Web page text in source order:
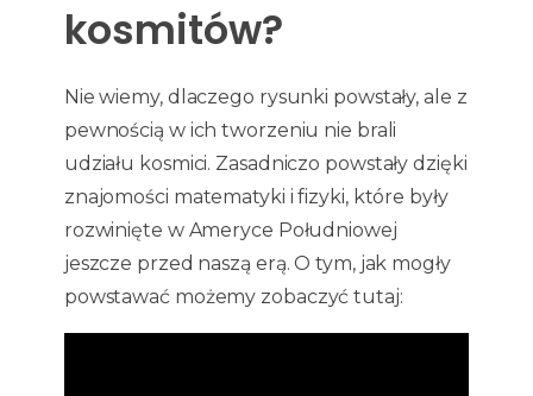
kosmitów?
Nie wiemy, dlaczego rysunki powstały, ale z
pewnością w ich tworzeniu nie brali
udziału kosmici. Zasadniczo powstały dzięki
znajomości matematyki i fizyki, które były
rozwinięte w Ameryce Południowej
jeszcze przed naszą erą. O tym, jak mogły
powstawać możemy zobaczyć tutaj: